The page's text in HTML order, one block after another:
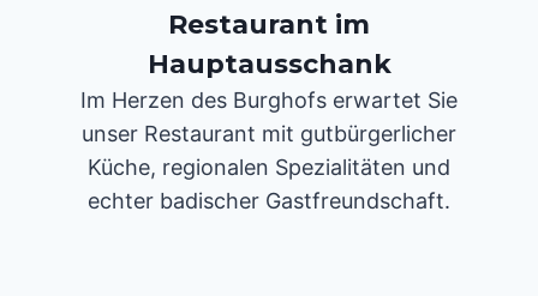
Restaurant im
Hauptausschank
Im Herzen des Burghofs erwartet Sie
unser Restaurant mit gutbürgerlicher
Küche, regionalen Spezialitäten und
echter badischer Gastfreundschaft.